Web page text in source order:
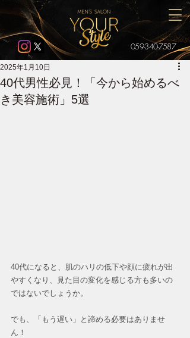
059-340-7587
40代男性必見！「今から始めるべ
き美容施術」5選
2025年1月10日
40代になると、肌のハリの低下や顔に疲れが出
やすくなり、見た目の変化を感じる方も多いの
ではないでしょうか。
でも、「もう遅い」と諦める必要はありませ
ん！